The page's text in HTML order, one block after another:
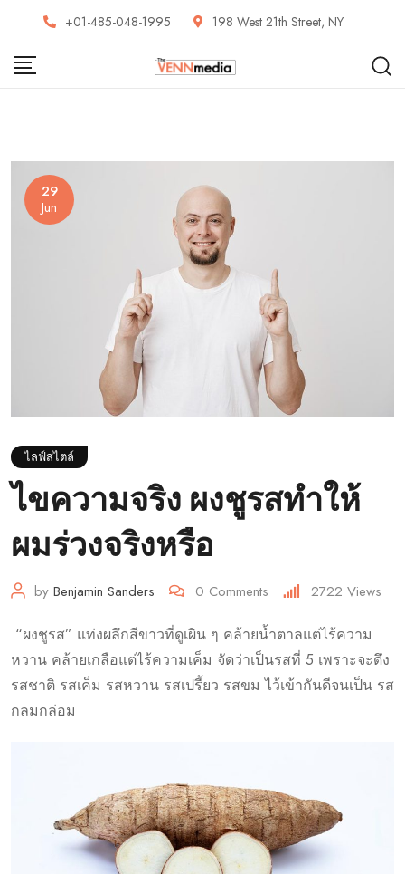
content
+01-485-048-1995 198 West 21th Street, NY
29
Jun
ไลฟ์สไตล์
ไขความจริง ผงชูรสทำให้
ผมร่วงจริงหรือ
by Benjamin Sanders 0 Comments 2722 Views
“ผงชูรส” แท่งผลึกสีขาวที่ดูเผิน ๆ คล้ายน้ำตาลแต่ไร้ความ
หวาน คล้ายเกลือแต่ไร้ความเค็ม จัดว่าเป็นรสที่ 5 เพราะจะดึง
รสชาติ รสเค็ม รสหวาน รสเปรี้ยว รสขม ไว้เข้ากันดีจนเป็น รส
กลมกล่อม